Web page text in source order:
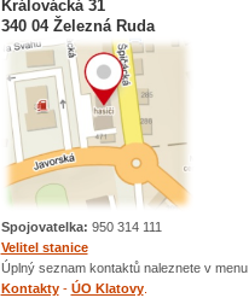
Královácká 31
340 04 Železná Ruda
Spojovatelka: 950 314 111
Velitel stanice
Úplný seznam kontaktů naleznete v menu
Kontakty- ÚO Klatovy.